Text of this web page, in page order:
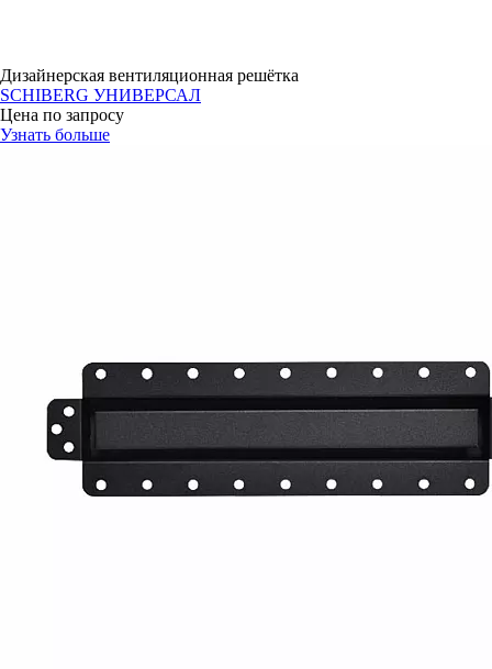
Дизайнерская вентиляционная решётка
SCHIBERG УНИВЕРСАЛ
Цена по запросу
Узнать больше